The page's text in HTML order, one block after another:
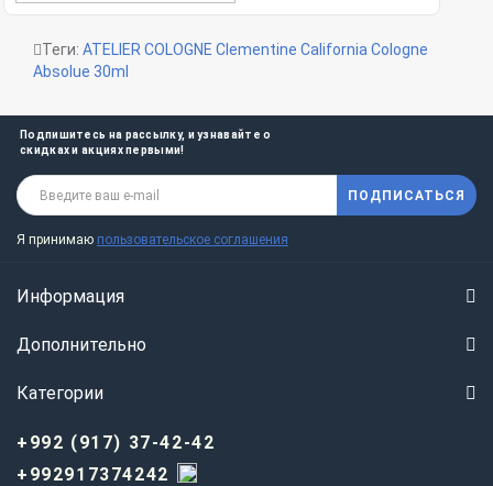
Теги: ATELIER COLOGNE Clementine California Cologne
Absolue 30ml
Подпишитесь на рассылку, и узнавайте о
скидках и акциях первыми!
ПОДПИСАТЬСЯ
Я принимаю пользовательское соглашения
Информация
Дополнительно
Категории
+992 (917) 37-42-42
+992917374242